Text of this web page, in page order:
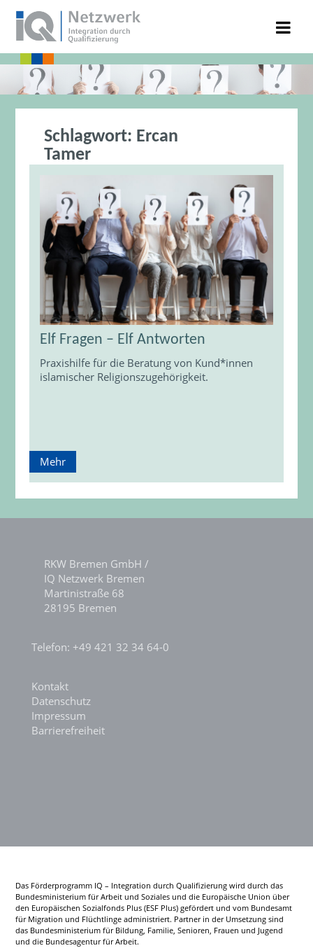
Schlagwort: Ercan
Tamer
Elf Fragen – Elf Antworten
Praxishilfe für die Beratung von Kund*innen
islamischer Religionszugehörigkeit.
Mehr
RKW Bremen GmbH /
IQ Netzwerk Bremen
Martinistraße 68
28195 Bremen
Telefon: +49 421 32 34 64-0
Kontakt
Datenschutz
Impressum
Barrierefreiheit
Das Förderprogramm IQ – Integration durch Qualifizierung wird durch das
Bundesministerium für Arbeit und Soziales und die Europäische Union über
den Europäischen Sozialfonds Plus (ESF Plus) gefördert und vom Bundesamt
für Migration und Flüchtlinge administriert. Partner in der Umsetzung sind
das Bundesministerium für Bildung, Familie, Senioren, Frauen und Jugend
und die Bundesagentur für Arbeit.